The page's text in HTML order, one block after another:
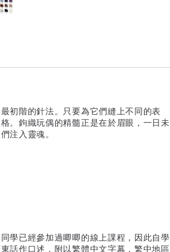
初階的針法。只要為它們縫上不同的表
。鉤織玩偶的精髓正是在於眉眼，一日未
注入靈魂。
學已經參加過唧唧的線上課程，因此自學
話作口述，附以繁體中文字幕，繁中地區